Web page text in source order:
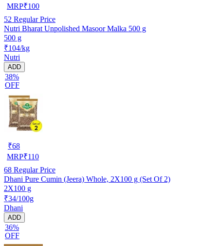
MRP₹100
52 Regular Price
Nutri Bharat Unpolished Masoor Malka 500 g
500 g
₹104/kg
Nutri
ADD
38%
OFF
₹68
MRP₹110
68 Regular Price
Dhani Pure Cumin (Jeera) Whole, 2X100 g (Set Of 2)
2X100 g
₹34/100g
Dhani
ADD
36%
OFF